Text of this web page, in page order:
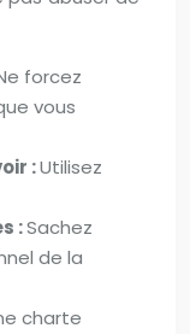
forcez
vous
:Utilisez
:Sachez
de la
charte